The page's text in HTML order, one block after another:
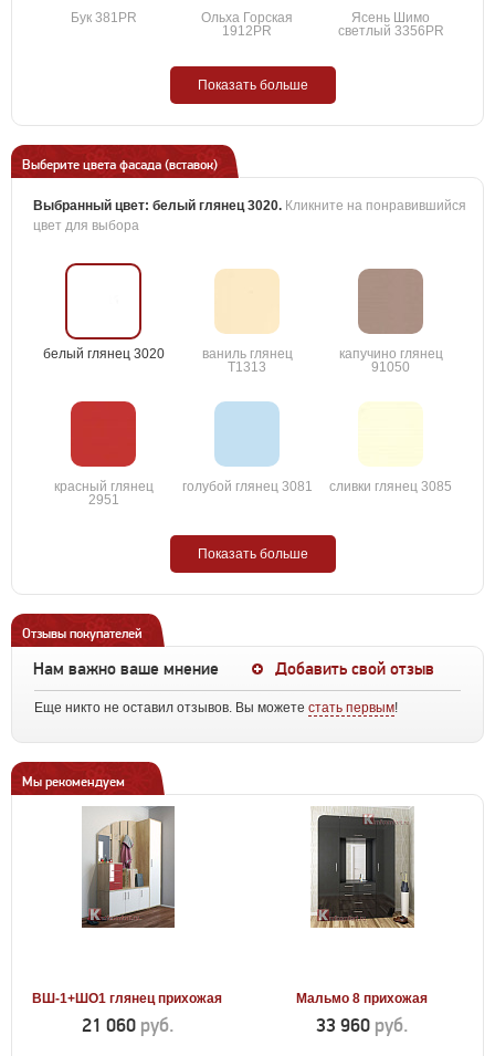
Бук 381PR
Ольха Горская
1912PR
Ясень Шимо
светлый 3356PR
Показать больше
Выберите цвета фасада (вставок)
Выбранный цвет: белый глянец 3020. Кликните на понравившийся
цвет для выбора
белый глянец 3020
ваниль глянец
T1313
капучино глянец
91050
красный глянец
2951
голубой глянец 3081 сливки глянец 3085
Показать больше
Отзывы покупателей
Нам важно ваше мнение Добавить свой отзыв
Еще никто не оставил отзывов. Вы можете стать первым!
Мы рекомендуем
ВШ-1+ШО1 глянец прихожая
21 060 руб.
Мальмо 8 прихожая
33 960 руб.